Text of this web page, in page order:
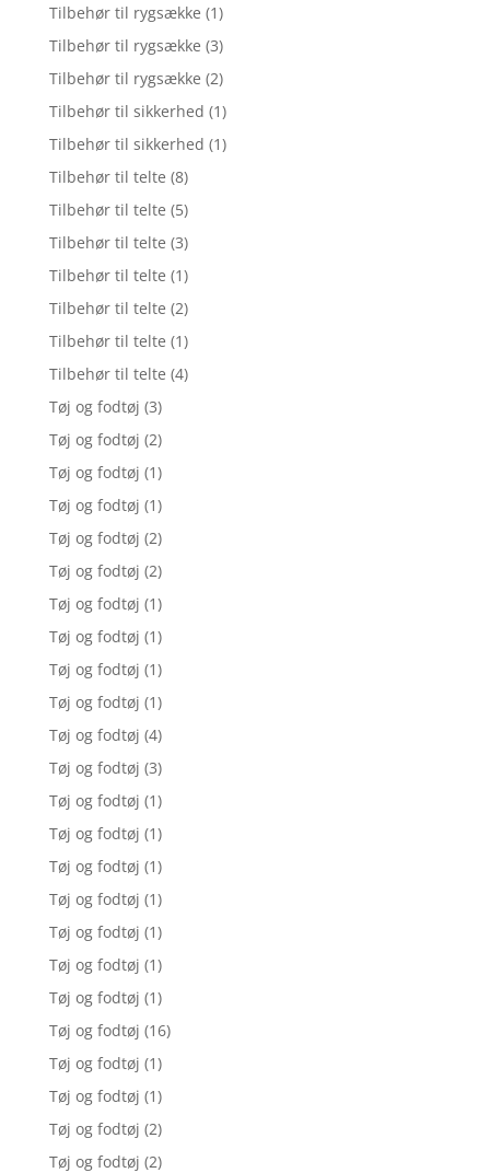
Tilbehør til rygsække (1)
Tilbehør til rygsække (3)
Tilbehør til rygsække (2)
Tilbehør til sikkerhed (1)
Tilbehør til sikkerhed (1)
Tilbehør til telte (8)
Tilbehør til telte (5)
Tilbehør til telte (3)
Tilbehør til telte (1)
Tilbehør til telte (2)
Tilbehør til telte (1)
Tilbehør til telte (4)
Tøj og fodtøj (3)
Tøj og fodtøj (2)
Tøj og fodtøj (1)
Tøj og fodtøj (1)
Tøj og fodtøj (2)
Tøj og fodtøj (2)
Tøj og fodtøj (1)
Tøj og fodtøj (1)
Tøj og fodtøj (1)
Tøj og fodtøj (1)
Tøj og fodtøj (4)
Tøj og fodtøj (3)
Tøj og fodtøj (1)
Tøj og fodtøj (1)
Tøj og fodtøj (1)
Tøj og fodtøj (1)
Tøj og fodtøj (1)
Tøj og fodtøj (1)
Tøj og fodtøj (1)
Tøj og fodtøj (16)
Tøj og fodtøj (1)
Tøj og fodtøj (1)
Tøj og fodtøj (2)
Tøj og fodtøj (2)